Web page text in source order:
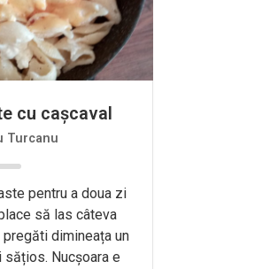
cu cașcaval
Turcanu
pentru a doua zi
să las câteva
dimineața un
Nucșoara e